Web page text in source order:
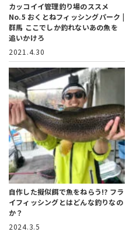
カッコイイ管理釣り場のススメ
No.5 おくとねフィッシングパーク |
群馬 ここでしか釣れないあの魚を
追いかけろ
2021.4.30
自作した擬似餌で魚をねらう!? フラ
イフィッシングとはどんな釣りなの
か？
2024.3.5